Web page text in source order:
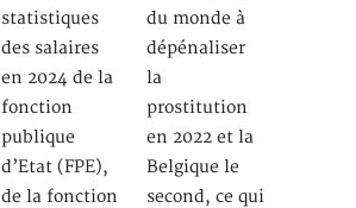
statistiques
des salaires
en 2024 de la
fonction
publique
d’Etat (FPE),
de la fonction
du monde à
dépénaliser
la
prostitution
en 2022 et la
Belgique le
second, ce qui